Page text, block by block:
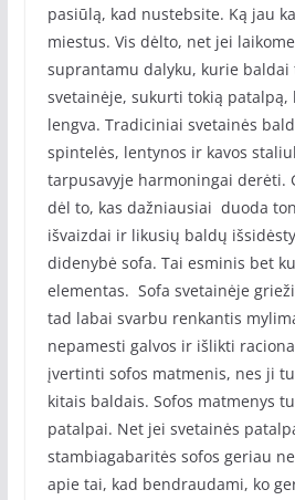
pasiūlą, kad nustebsite. Ką jau
miestus. Vis dėlto, net jei
suprantamu dalyku, kurie
svetainėje, sukurti tokią patalpą,
lengva. Tradiciniai svetainės
spintelės, lentynos ir kavos
tarpusavyje harmoningai derėti.
dėl to, kas dažniausiai duoda
išvaizdai ir likusių baldų
didenybė sofa. Tai esminis bet
elementas. Sofa svetainėje
tad labai svarbu renkantis
nepamesti galvos ir išlikti
įvertinti sofos matmenis, nes ji
kitais baldais. Sofos matmenys
patalpai. Net jei svetainės
stambiagabaritės sofos geriau
apie tai, kad bendraudami, ko